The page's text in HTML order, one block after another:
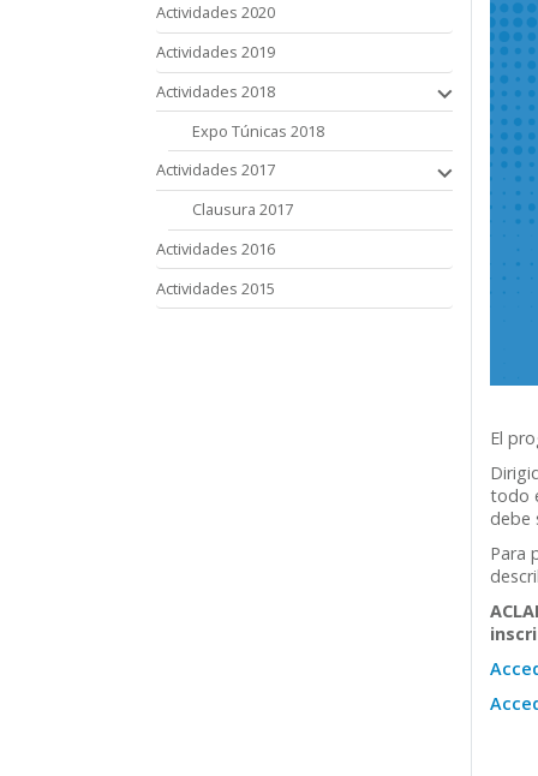
Actividades 2020
Actividades 2019
Actividades 2018
Expo Túnicas 2018
Actividades 2017
Clausura 2017
Actividades 2016
Actividades 2015
El
todo
debe
Para